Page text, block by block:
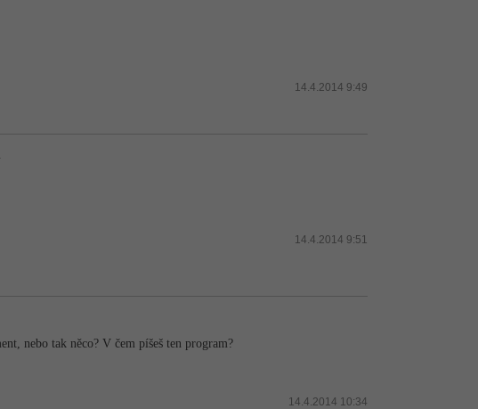
14.4.2014 9:49
14.4.2014 9:51
nebo tak něco? V čem píšeš ten program?
14.4.2014 10:34